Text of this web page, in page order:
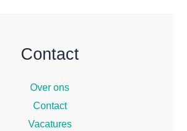
Contact
Over ons
Contact
Vacatures